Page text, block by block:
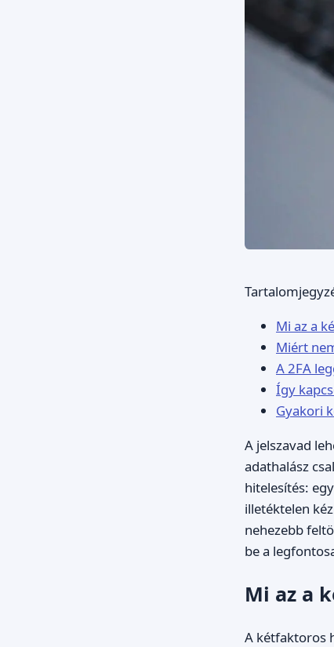
Mi az a
Miért
A 2FA
Így
Gyakori
A jelszavad
adathalász
hitelesítés:
illetéktelen
nehezebb
be a
Mi az a
A kétfaktoros